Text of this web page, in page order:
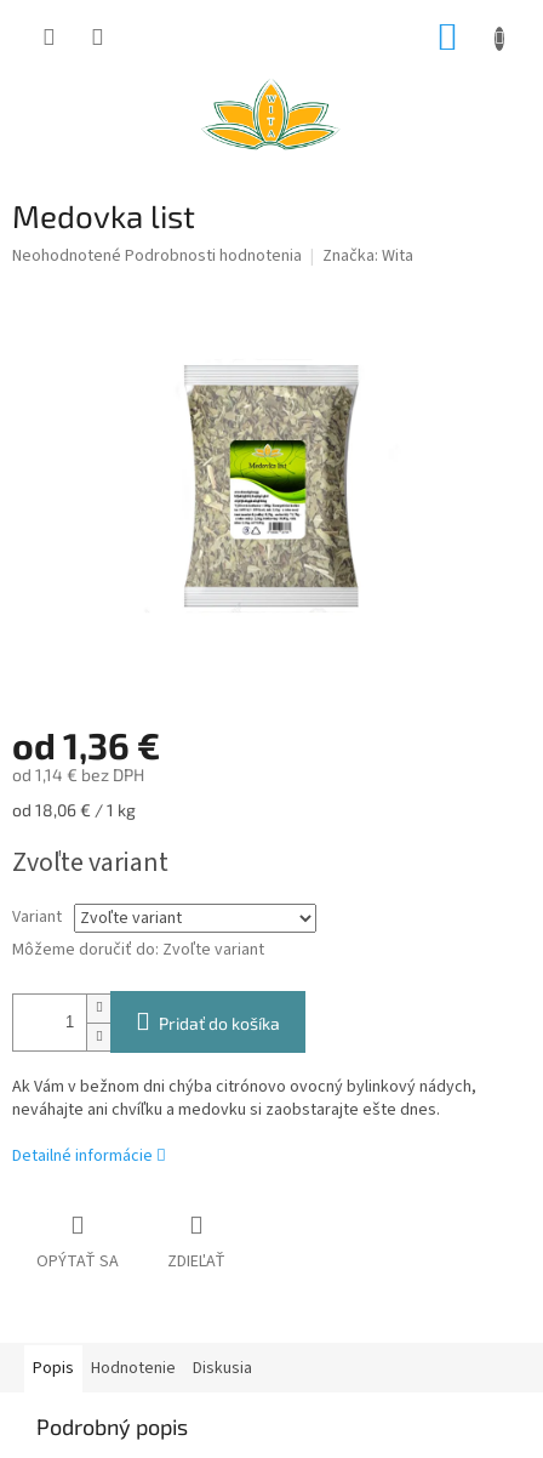
Medovka list
Priemerné
Neohodnotené Podrobnosti hodnotenia Značka: Wita
od 1,36 €
od 1,14 € bez DPH
Jednotková
od 18,06 € / 1 kg
Zvoľte variant
Variant
Môžeme doručiť do: Zvoľte variant
Pridať do košíka
Ak Vám v bežnom dni chýba citrónovo ovocný bylinkový nádych,
neváhajte ani chvíľku a medovku si zaobstarajte ešte dnes.
Detailné informácie
OPÝTAŤ SA ZDIEĽAŤ
Popis Hodnotenie Diskusia
Podrobný popis